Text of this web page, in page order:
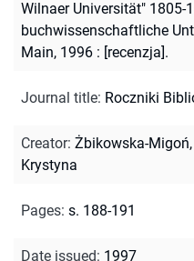
Wilnaer Universität" 1805-
buchwissenschaftliche
Main, 1996 : [recenzja].
Journal title: Roczniki
Creator: Żbikowska-
Krystyna
Pages: s. 188-191
Date issued: 1997